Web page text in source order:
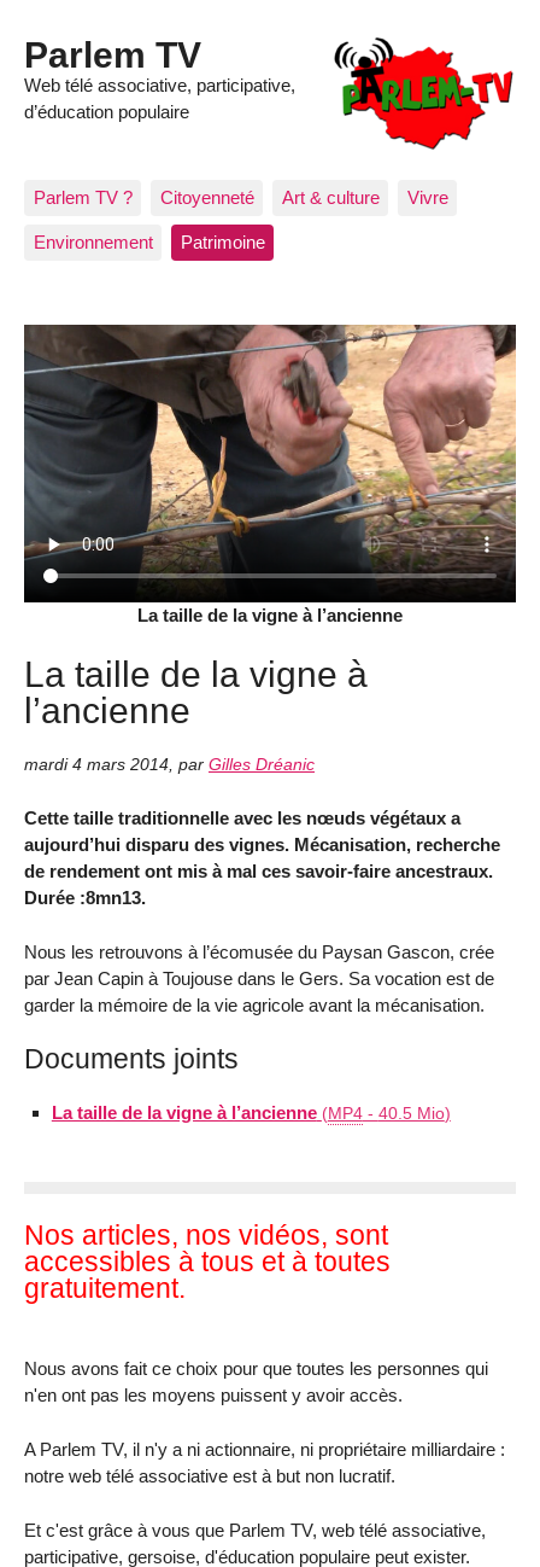
Parlem TV
Web télé associative, participative,
d’éducation populaire
Parlem TV ? Citoyenneté Art & culture Vivre
Environnement Patrimoine
La taille de la vigne à l’ancienne
La taille de la vigne à
l’ancienne
mardi 4 mars 2014 par Gilles Dréanic
Cette taille traditionnelle avec les nœuds végétaux a
aujourd’hui disparu des vignes. Mécanisation, recherche
de rendement ont mis à mal ces savoir-faire ancestraux.
Durée :8mn13.
Nous les retrouvons à l’écomusée du Paysan Gascon, crée
par Jean Capin à Toujouse dans le Gers. Sa vocation est de
garder la mémoire de la vie agricole avant la mécanisation.
Documents joints
La taille de la vigne à l’ancienne (MP4- 40.5 Mio)
Nos articles, nos vidéos, sont
accessibles à tous et à toutes
gratuitement.
Nous avons fait ce choix pour que toutes les personnes qui
n'en ont pas les moyens puissent y avoir accès.
A Parlem TV, il n'y a ni actionnaire, ni propriétaire milliardaire :
notre web télé associative est à but non lucratif.
Et c'est grâce à vous que Parlem TV, web télé associative,
participative, gersoise, d'éducation populaire peut exister.